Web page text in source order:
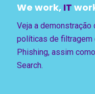
We work, IT
Veja a
políticas de filtragem
Phishing, assim
Search.